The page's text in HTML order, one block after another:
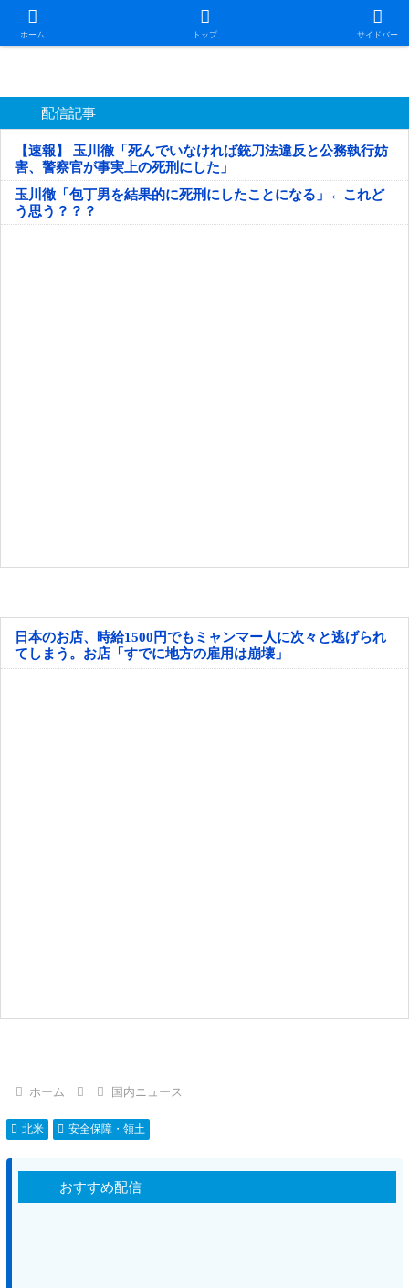
ホーム トップ サイドバー
日本第一！ニュース録
配信記事
【速報】 玉川徹「死んでいなければ銃刀法違反と公務執行妨
害、警察官が事実上の死刑にした」
玉川徹「包丁男を結果的に死刑にしたことになる」←これど
う思う？？？
日本のお店、時給1500円でもミャンマー人に次々と逃げられ
てしまう。お店「すでに地方の雇用は崩壊」
ホーム 国内ニュース
北米 安全保障・領土
おすすめ配信